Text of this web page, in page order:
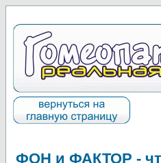
ФОН и ФАКТОР -